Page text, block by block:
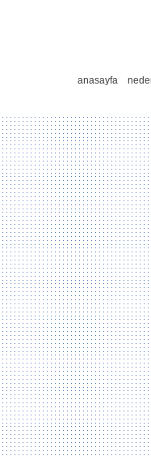
anasayfa